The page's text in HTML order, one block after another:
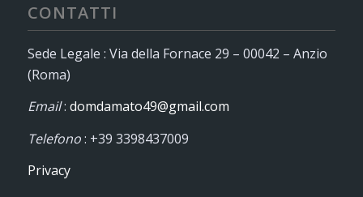
CONTATTI
Sede Legale : Via della Fornace 29 – 00042 – Anzio
(Roma)
Email: domdamato49@gmail.com
Telefono: +39 3398437009
Privacy